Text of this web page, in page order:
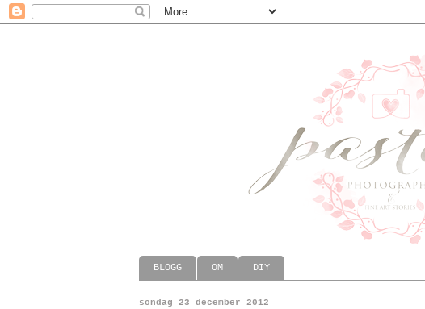
BLOGG OM DIY
söndag 23 december 2012